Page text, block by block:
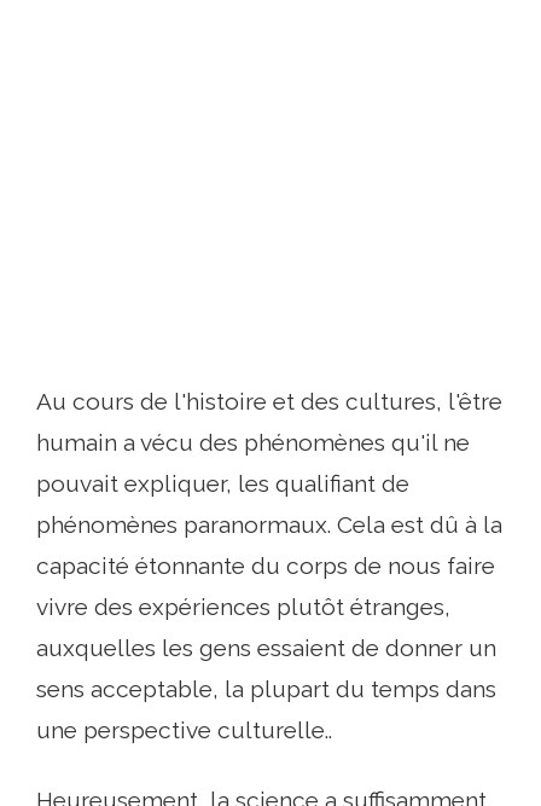
Au cours de l'histoire et des cultures, l'être
humain a vécu des phénomènes qu'il ne
pouvait expliquer, les qualifiant de
phénomènes paranormaux. Cela est dû à la
capacité étonnante du corps de nous faire
vivre des expériences plutôt étranges,
auxquelles les gens essaient de donner un
sens acceptable, la plupart du temps dans
une perspective culturelle..
Heureusement, la science a suffisamment